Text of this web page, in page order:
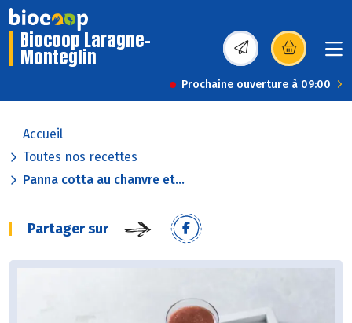
Biocoop Laragne-
Monteglin (s’ouvre dans une
Prochaine ouverture à 09:00
Accueil
Toutes nos recettes
Panna cotta au chanvre et...
Partager sur